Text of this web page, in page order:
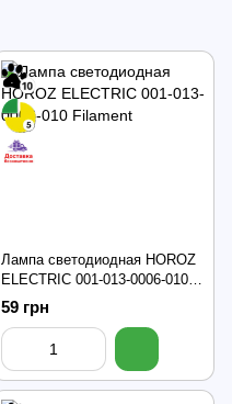
Лампа светодиодная HOROZ
ELECTRIC 001-013-0006-010
Filament
59 грн